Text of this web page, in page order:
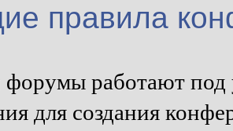
правила
работают под
для создания